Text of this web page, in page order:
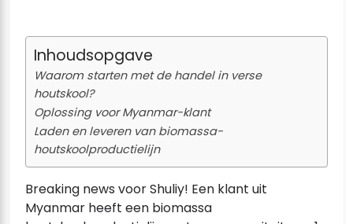
Inhoudsopgave
Waarom starten met de handel in verse
houtskool?
Oplossing voor Myanmar-klant
Laden en leveren van biomassa-
houtskoolproductielijn
Breaking news voor Shuliy! Een klant uit
Myanmar heeft een biomassa